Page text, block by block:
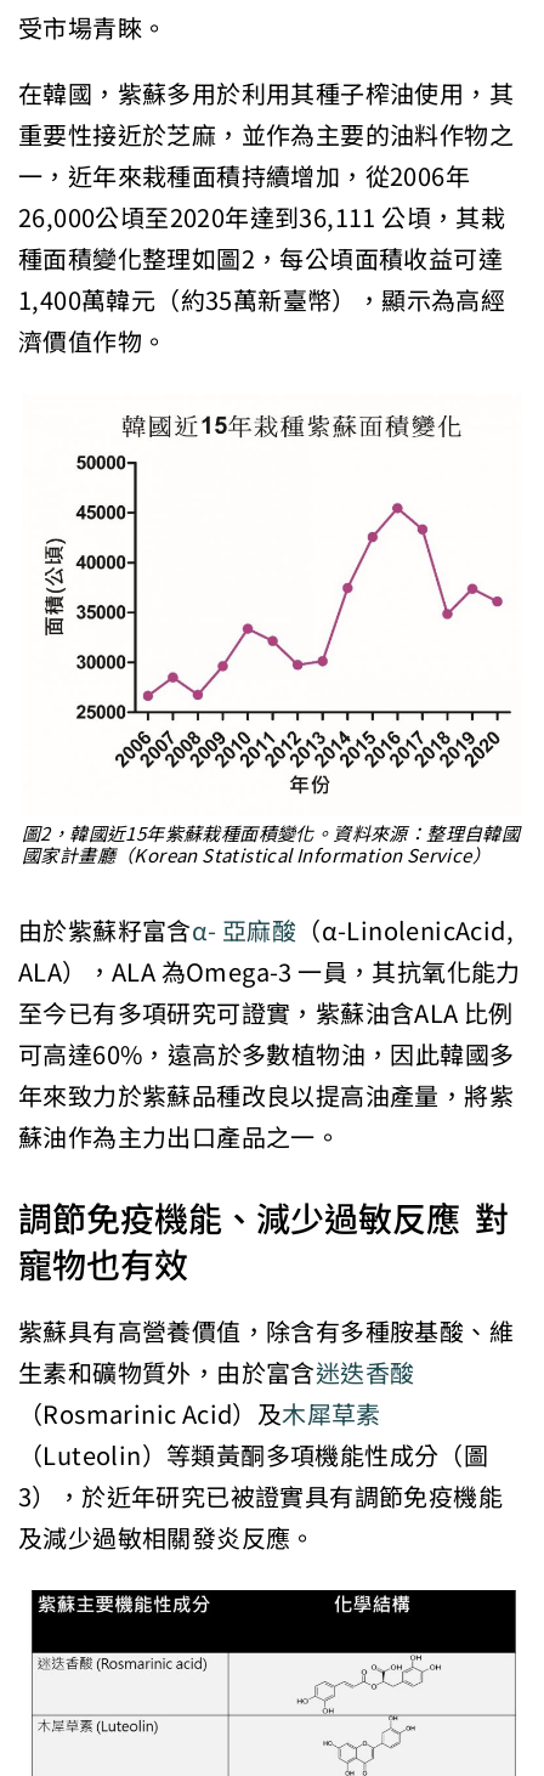
受市場青睞。
在韓國，紫蘇多用於利用其種子榨油使用，其
重要性接近於芝麻，並作為主要的油料作物之
一，近年來栽種面積持續增加，從2006年
26,000公頃至2020年達到36,111 公頃，其栽
種面積變化整理如圖2，每公頃面積收益可達
1,400萬韓元（約35萬新臺幣），顯示為高經
濟價值作物。
圖2，韓國近15年紫蘇栽種面積變化。資料來源：整理自韓國
國家計畫廳（Korean Statistical Information Service）
由於紫蘇籽富含α- 亞麻酸 （α-LinolenicAcid,
ALA），ALA 為Omega-3 一員，其抗氧化能力
至今已有多項研究可證實，紫蘇油含ALA 比例
可高達60%，遠高於多數植物油，因此韓國多
年來致力於紫蘇品種改良以提高油產量，將紫
蘇油作為主力出口產品之一。
調節免疫機能、減少過敏反應 對
寵物也有效
紫蘇具有高營養價值，除含有多種胺基酸、維
生素和礦物質外，由於富含迷迭香酸
（Rosmarinic Acid）及木犀草素
（Luteolin）等類黃酮多項機能性成分（圖
3），於近年研究已被證實具有調節免疫機能
及減少過敏相關發炎反應。